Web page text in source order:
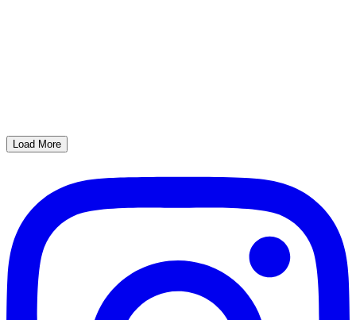
Load More